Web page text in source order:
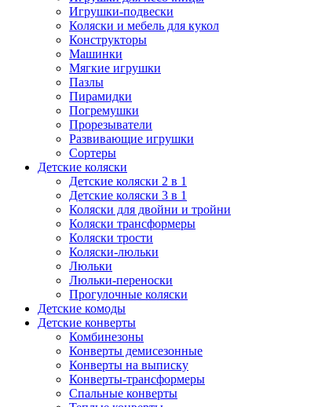
Игрушки-подвески
Коляски и мебель для кукол
Конструкторы
Машинки
Мягкие игрушки
Пазлы
Пирамидки
Погремушки
Прорезыватели
Развивающие игрушки
Сортеры
Детские коляски
Детские коляски 2 в 1
Детские коляски 3 в 1
Коляски для двойни и тройни
Коляски трансформеры
Коляски трости
Коляски-люльки
Люльки
Люльки-переноски
Прогулочные коляски
Детские комоды
Детские конверты
Комбинезоны
Конверты демисезонные
Конверты на выписку
Конверты-трансформеры
Спальные конверты